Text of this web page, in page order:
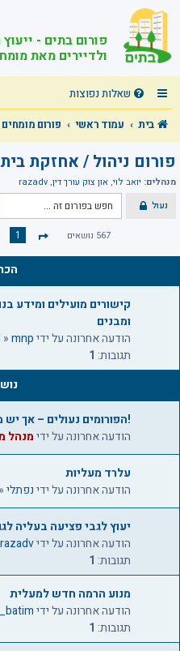
פורום בתים -
ולדיירים מאת
שאלות נפוצות
בית
עמוד ראשי
פורום ניהול / אחזקת
מנהלים: יואב לוי, און צוק עורך דין,
razadv
נעול
567 נושאים
ד
ף
ת
1
קישורים מועילים ומידע
ומבנים
הודעה אחרונה על ידיmnp
«
תגובות: 1
!הפורומים נעולים – אך
הודעה אחרונה על ידימנהל
עלרד מעליות
הודעה אחרונה על ידינפתלי«
יעוץ לגבי פציעה בעליה
הודעה אחרונה על ידיrazadv
תגובות: 1
מנוע הרמה חדש למעלית
הודעה אחרונה על ידי
תגובות: 1